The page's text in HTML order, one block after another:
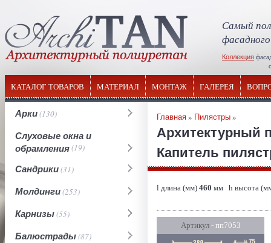
Самый
Коллекция
КАТАЛОГ ТОВАРОВ МАТЕРИАЛ МОНТАЖ ГАЛЕРЕЯ
Арки(130)
Слуховые окна и
обрамления(19)
Сандрики(31)
Молдинги(253)
Карнизы(55)
Балюстрады(87)
Главная» Пилястры»
Архитектурный
Капитель
l длина (мм) 460 мм h высота
Артикул- пп7053